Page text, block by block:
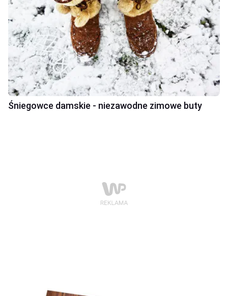
Śniegowce damskie - niezawodne zimowe buty